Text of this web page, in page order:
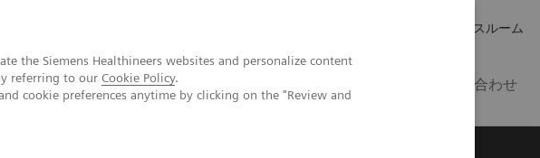
the Siemens Healthineers websites and personalize content
referring to our Cookie Policy.
cookie preferences anytime by clicking on the "Review and
プレスルーム
お問い合わせ